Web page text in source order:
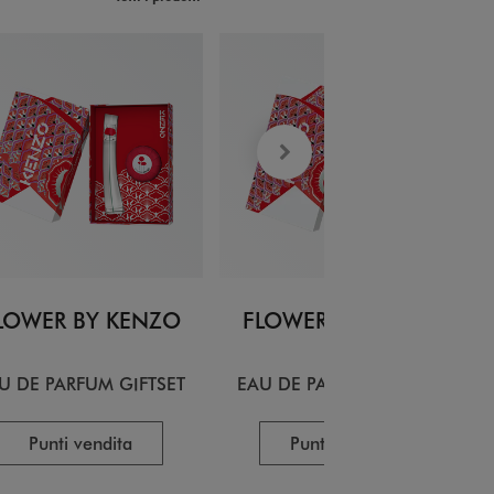
BY KENZO
DE PARFUM GIFTSET
Punti vendita
FLOWER BY KENZO
EAU DE PARFUM GIFTSET
Punti vendita